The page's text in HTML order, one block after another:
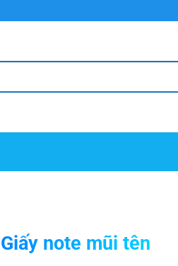
Giấy note mũi tên